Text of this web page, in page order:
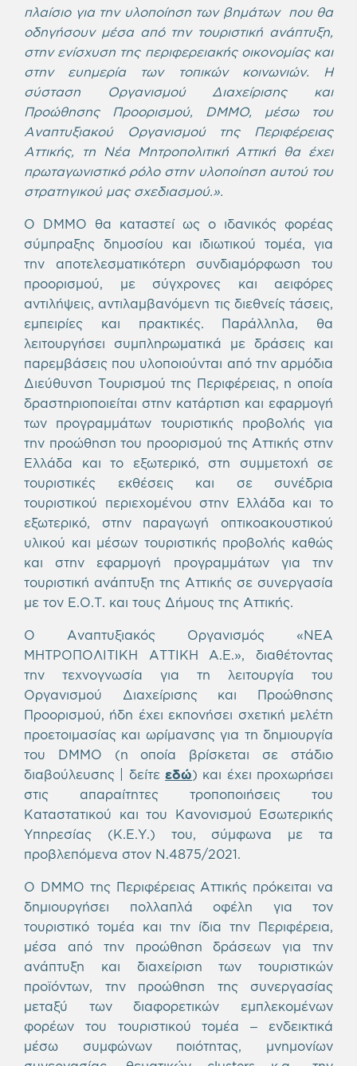
πλαίσιο για την υλοποίηση των βημάτων που θα
οδηγήσουν μέσα από την τουριστική ανάπτυξη,
στην ενίσχυση της περιφερειακής οικονομίας και
στην ευημερία των τοπικών κοινωνιών. Η
σύσταση Οργανισμού Διαχείρισης και
Προώθησης Προορισμού, DΜMO, μέσω του
Αναπτυξιακού Οργανισμού της Περιφέρειας
Αττικής, τη Νέα Μητροπολιτική Αττική θα έχει
πρωταγωνιστικό ρόλο στην υλοποίηση αυτού του
στρατηγικού μας σχεδιασμού.».
Ο DMMO θα καταστεί ως ο ιδανικός φορέας
σύμπραξης δημοσίου και ιδιωτικού τομέα, για
την αποτελεσματικότερη συνδιαμόρφωση του
προορισμού, με σύγχρονες και αειφόρες
αντιλήψεις, αντιλαμβανόμενη τις διεθνείς τάσεις,
εμπειρίες και πρακτικές. Παράλληλα, θα
λειτουργήσει συμπληρωματικά με δράσεις και
παρεμβάσεις που υλοποιούνται από την αρμόδια
Διεύθυνση Τουρισμού της Περιφέρειας, η οποία
δραστηριοποιείται στην κατάρτιση και εφαρμογή
των προγραμμάτων τουριστικής προβολής για
την προώθηση του προορισμού της Αττικής στην
Ελλάδα και το εξωτερικό, στη συμμετοχή σε
τουριστικές εκθέσεις και σε συνέδρια
τουριστικού περιεχομένου στην Ελλάδα και το
εξωτερικό, στην παραγωγή οπτικοακουστικού
υλικού και μέσων τουριστικής προβολής καθώς
και στην εφαρμογή προγραμμάτων για την
τουριστική ανάπτυξη της Αττικής σε συνεργασία
με τον Ε.Ο.Τ. και τους Δήμους της Αττικής.
Ο Αναπτυξιακός Οργανισμός «ΝΕΑ
ΜΗΤΡΟΠΟΛΙΤΙΚΗ ΑΤΤΙΚΗ Α.Ε.», διαθέτοντας
την τεχνογνωσία για τη λειτουργία του
Οργανισμού Διαχείρισης και Προώθησης
Προορισμού, ήδη έχει εκπονήσει σχετική μελέτη
προετοιμασίας και ωρίμανσης για τη δημιουργία
του DMMO (η οποία βρίσκεται σε στάδιο
διαβούλευσης | δείτε εδώ) και έχει προχωρήσει
στις απαραίτητες τροποποιήσεις του
Καταστατικού και του Κανονισμού Εσωτερικής
Υπηρεσίας (Κ.Ε.Υ.) του, σύμφωνα με τα
προβλεπόμενα στον Ν.4875/2021.
O DMMO της Περιφέρειας Αττικής πρόκειται να
δημιουργήσει πολλαπλά οφέλη για τον
τουριστικό τομέα και την ίδια την Περιφέρεια,
μέσα από την προώθηση δράσεων για την
ανάπτυξη και διαχείριση των τουριστικών
προϊόντων, την προώθηση της συνεργασίας
μεταξύ των διαφορετικών εμπλεκομένων
φορέων του τουριστικού τομέα – ενδεικτικά
μέσω συμφώνων ποιότητας, μνημονίων